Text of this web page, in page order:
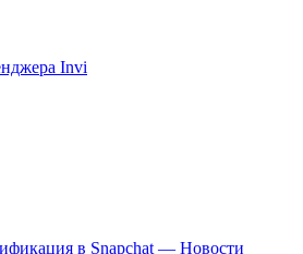
Invi
в Snapchat — Новости